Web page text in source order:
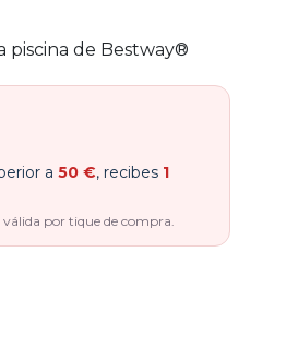
piscina de Bestway®
a 50 €, recibes 1
por tique de compra.